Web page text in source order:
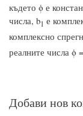
където ϕ е
числа, b1 е
комплексно
реалните числа ϕ
Добави нов